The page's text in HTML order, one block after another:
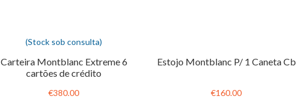
(Stock sob consulta)
Carteira Montblanc Extreme 6
cartões de crédito
€380.00
Estojo Montblanc P/ 1 Caneta Cb
€160.00